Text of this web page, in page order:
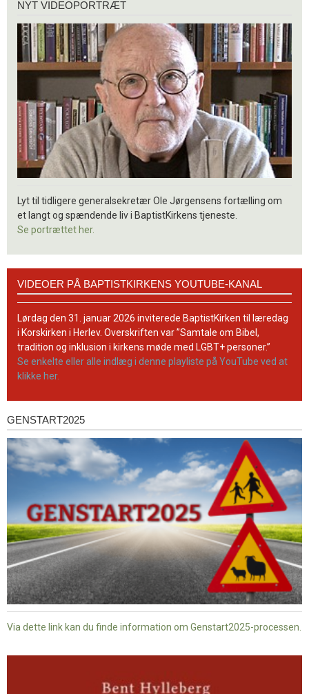
videoportræt
NYT VIDEOPORTRÆT
Lyt til tidligere generalsekretær Ole Jørgensens fortælling om
et langt og spændende liv i BaptistKirkens tjeneste.
Se portrættet her.
BaptistKirkens
YouTube-
kanal
VIDEOER PÅ BAPTISTKIRKENS YOUTUBE-KANAL
Lørdag den 31. januar 2026 inviterede BaptistKirken til læredag
i Korskirken i Herlev. Overskriften var ”Samtale om Bibel,
tradition og inklusion i kirkens møde med LGBT+ personer.”
Se enkelte eller alle indlæg i denne playliste på YouTube ved at
klikke her.
Genstart2025
GENSTART2025
Via dette link kan du finde information om Genstart2025-processen.